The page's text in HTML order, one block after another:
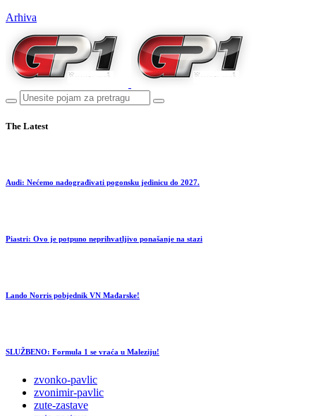
Arhiva
The Latest
Audi: Nećemo nadograđivati pogonsku jedinicu do 2027.
Piastri: Ovo je potpuno neprihvatljivo ponašanje na stazi
Lando Norris pobjednik VN Mađarske!
SLUŽBENO: Formula 1 se vraća u Maleziju!
zvonko-pavlic
zvonimir-pavlic
zute-zastave